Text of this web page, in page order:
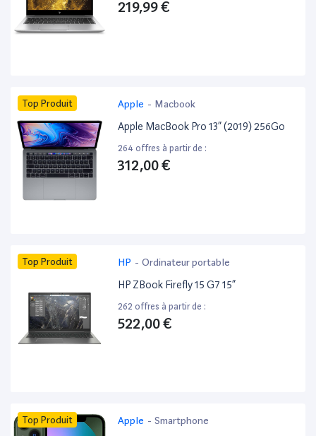
219,99 €
Top Produit Apple - Macbook
Apple MacBook Pro 13” (2019) 256Go
264 offres à partir de :
312,00 €
Top Produit HP - Ordinateur portable
HP ZBook Firefly 15 G7 15”
262 offres à partir de :
522,00 €
Top Produit Apple - Smartphone